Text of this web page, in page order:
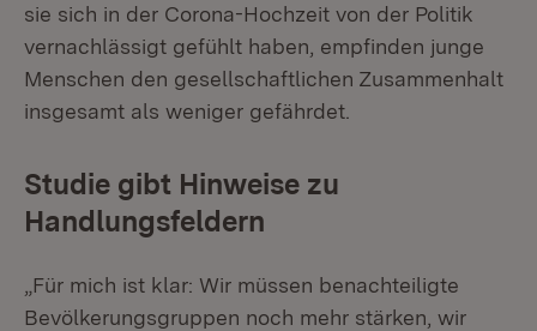
sie sich in der Corona-Hochzeit von der Politik
vernachlässigt gefühlt haben, empfinden junge
Menschen den gesellschaftlichen Zusammenhalt
insgesamt als weniger gefährdet.
Studie gibt Hinweise zu
Handlungsfeldern
„Für mich ist klar: Wir müssen benachteiligte
Bevölkerungsgruppen noch mehr stärken, wir